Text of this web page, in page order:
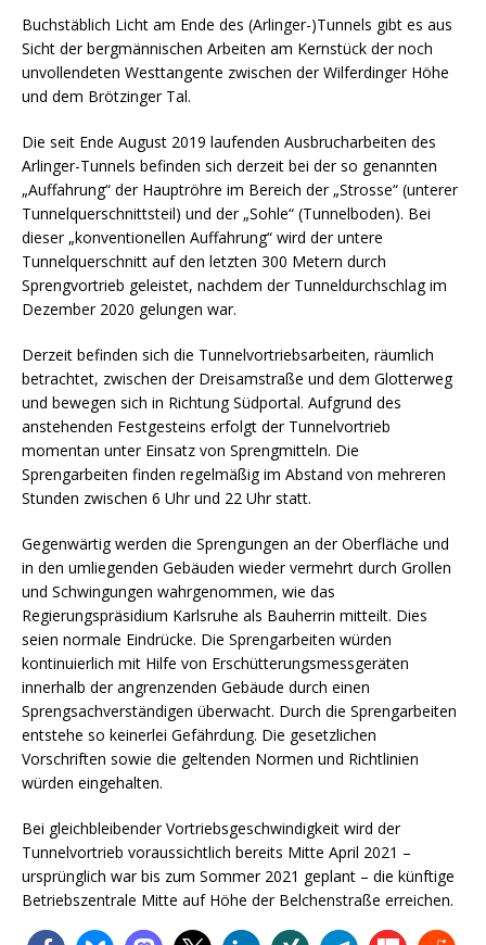
Buchstäblich Licht am Ende des (Arlinger-)Tunnels gibt es aus
Sicht der bergmännischen Arbeiten am Kernstück der noch
unvollendeten Westtangente zwischen der Wilferdinger Höhe
und dem Brötzinger Tal.
Die seit Ende August 2019 laufenden Ausbrucharbeiten des
Arlinger-Tunnels befinden sich derzeit bei der so genannten
„Auffahrung“ der Hauptröhre im Bereich der „Strosse“ (unterer
Tunnelquerschnittsteil) und der „Sohle“ (Tunnelboden). Bei
dieser „konventionellen Auffahrung“ wird der untere
Tunnelquerschnitt auf den letzten 300 Metern durch
Sprengvortrieb geleistet, nachdem der Tunneldurchschlag im
Dezember 2020 gelungen war.
Derzeit befinden sich die Tunnelvortriebsarbeiten, räumlich
betrachtet, zwischen der Dreisamstraße und dem Glotterweg
und bewegen sich in Richtung Südportal. Aufgrund des
anstehenden Festgesteins erfolgt der Tunnelvortrieb
momentan unter Einsatz von Sprengmitteln. Die
Sprengarbeiten finden regelmäßig im Abstand von mehreren
Stunden zwischen 6 Uhr und 22 Uhr statt.
Gegenwärtig werden die Sprengungen an der Oberfläche und
in den umliegenden Gebäuden wieder vermehrt durch Grollen
und Schwingungen wahrgenommen, wie das
Regierungspräsidium Karlsruhe als Bauherrin mitteilt. Dies
seien normale Eindrücke. Die Sprengarbeiten würden
kontinuierlich mit Hilfe von Erschütterungsmessgeräten
innerhalb der angrenzenden Gebäude durch einen
Sprengsachverständigen überwacht. Durch die Sprengarbeiten
entstehe so keinerlei Gefährdung. Die gesetzlichen
Vorschriften sowie die geltenden Normen und Richtlinien
würden eingehalten.
Bei gleichbleibender Vortriebsgeschwindigkeit wird der
Tunnelvortrieb voraussichtlich bereits Mitte April 2021 –
ursprünglich war bis zum Sommer 2021 geplant – die künftige
Betriebszentrale Mitte auf Höhe der Belchenstraße erreichen.